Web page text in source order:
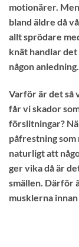
motionärer.
bland äldre då
allt sprödare
knät handlar
någon anledning.
Varför är det så
får vi skador
förslitningar?
påfrestning som
naturligt att
ger vika då är
smällen. Därför
musklerna